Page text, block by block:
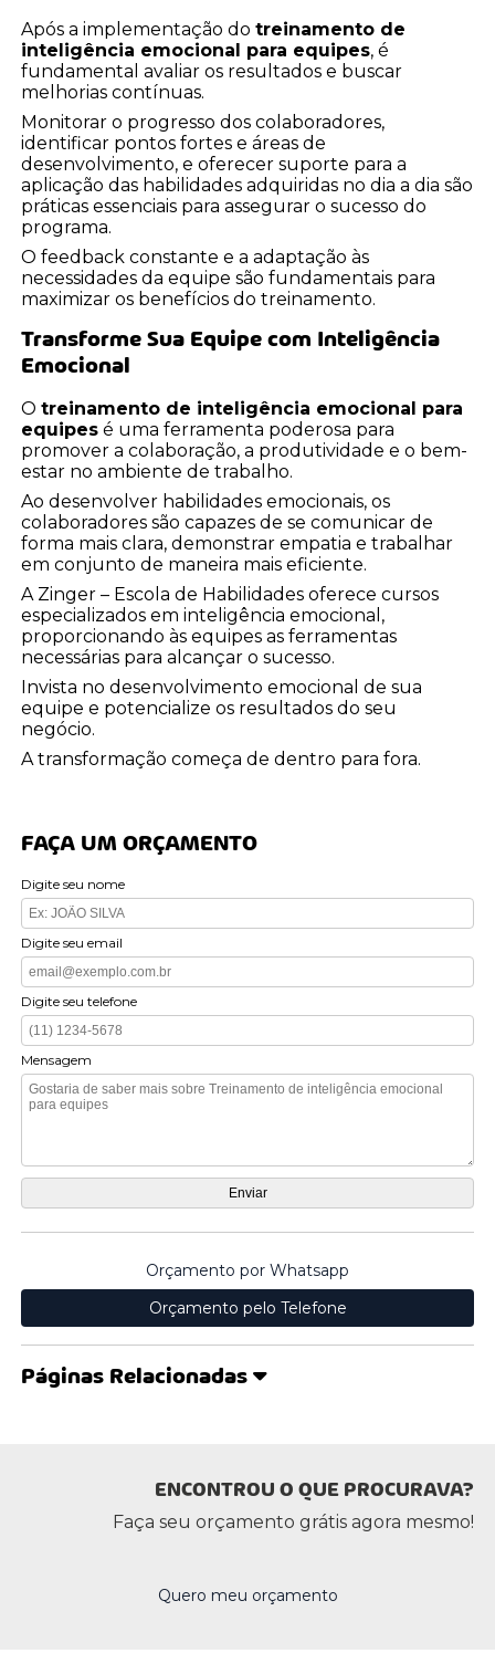
Após a implementação dotreinamento de
inteligência emocional para equipes, é
fundamental avaliar os resultados e buscar
melhorias contínuas.
Monitorar o progresso dos colaboradores,
identificar pontos fortes e áreas de
desenvolvimento, e oferecer suporte para a
aplicação das habilidades adquiridas no dia a dia são
práticas essenciais para assegurar o sucesso do
programa.
O feedback constante e a adaptação às
necessidades da equipe são fundamentais para
maximizar os benefícios do treinamento.
Transforme Sua Equipe com Inteligência
Emocional
Otreinamento de inteligência emocional para
equipes é uma ferramenta poderosa para
promover a colaboração, a produtividade e o bem-
estar no ambiente de trabalho.
Ao desenvolver habilidades emocionais, os
colaboradores são capazes de se comunicar de
forma mais clara, demonstrar empatia e trabalhar
em conjunto de maneira mais eficiente.
A Zinger – Escola de Habilidades oferece cursos
especializados em inteligência emocional,
proporcionando às equipes as ferramentas
necessárias para alcançar o sucesso.
Invista no desenvolvimento emocional de sua
equipe e potencialize os resultados do seu
negócio.
A transformação começa de dentro para fora.
FAÇA UM ORÇAMENTO
Digite seu nome
Digite seu email
Digite seu telefone
Mensagem
Orçamento por Whatsapp
Orçamento pelo Telefone
Páginas Relacionadas
ENCONTROU O QUE PROCURAVA?
Faça seu orçamento grátis agora mesmo!
Quero meu orçamento